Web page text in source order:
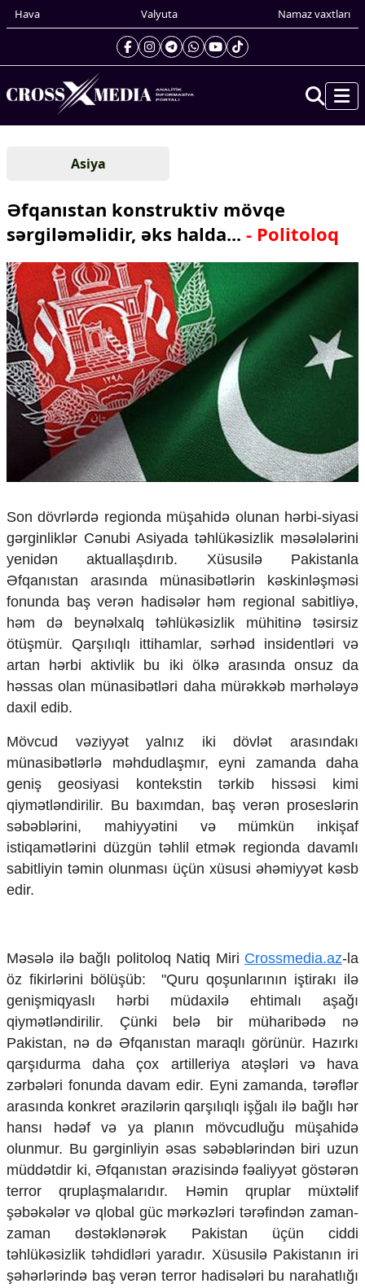
Hava Valyuta Namaz vaxtları
Gündəm
Xarici xəbərlər
Cənubi Qafqaz
Yaxın Şərq
Avropa
Amerika
Asiya
Afrika
Çarpaz baxış
Təhlil
Siyasi
Geosiyasi
İqtisadi
Sosioloji
Multimedia
Foto
Video
İnfoqrafika
Podcast
Humanitar
Elm və təhsil
Mədəniyyət
Diaspor
Mədəniyyətimizin Zəfəri
Zəfər Diasporu
Səhiyyə
Ailə və uşaq
Turizm
İqtisadiyyat
İqtisadi xəbərlər
Energetika
Hərbi sənaye
Telekommunikasiya və nəqliyyat
COP29
Cəmiyyət
Crossmedia.az - 1 yaş
Siyasət
Məhkəmə və hüquq
Ekologiya
Zəfər - 5
Gənclər və İdman
Media və QHT
Sağlamlıq
Sosium
Mənəvi dəyərlər
Texnologiya
Mətbuat-150
Asiya
Əfqanıstan konstruktiv mövqe
sərgiləməlidir, əks halda... - Politoloq
Son dövrlərdə regionda müşahidə olunan hərbi-siyasi
gərginliklər Cənubi Asiyada təhlükəsizlik məsələlərini
yenidən aktuallaşdırıb. Xüsusilə Pakistanla
Əfqanıstan arasında münasibətlərin kəskinləşməsi
fonunda baş verən hadisələr həm regional sabitliyə,
həm də beynəlxalq təhlükəsizlik mühitinə təsirsiz
ötüşmür. Qarşılıqlı ittihamlar, sərhəd insidentləri və
artan hərbi aktivlik bu iki ölkə arasında onsuz da
həssas olan münasibətləri daha mürəkkəb mərhələyə
daxil edib.
Mövcud vəziyyət yalnız iki dövlət arasındakı
münasibətlərlə məhdudlaşmır, eyni zamanda daha
geniş geosiyasi kontekstin tərkib hissəsi kimi
qiymətləndirilir. Bu baxımdan, baş verən proseslərin
səbəblərini, mahiyyətini və mümkün inkişaf
istiqamətlərini düzgün təhlil etmək regionda davamlı
sabitliyin təmin olunması üçün xüsusi əhəmiyyət kəsb
edir.
Məsələ ilə bağlı politoloq Natiq Miri Crossmedia.az-la
öz fikirlərini bölüşüb: "Quru qoşunlarının iştirakı ilə
genişmiqyaslı hərbi müdaxilə ehtimalı aşağı
qiymətləndirilir. Çünki belə bir müharibədə nə
Pakistan, nə də Əfqanıstan maraqlı görünür. Hazırkı
qarşıdurma daha çox artilleriya atəşləri və hava
zərbələri fonunda davam edir. Eyni zamanda, tərəflər
arasında konkret ərazilərin qarşılıqlı işğalı ilə bağlı hər
hansı hədəf və ya planın mövcudluğu müşahidə
olunmur. Bu gərginliyin əsas səbəblərindən biri uzun
müddətdir ki, Əfqanıstan ərazisində fəaliyyət göstərən
terror qruplaşmalarıdır. Həmin qruplar müxtəlif
şəbəkələr və qlobal güc mərkəzləri tərəfindən zaman-
zaman dəstəklənərək Pakistan üçün ciddi
təhlükəsizlik təhdidləri yaradır. Xüsusilə Pakistanın iri
şəhərlərində baş verən terror hadisələri bu narahatlığı